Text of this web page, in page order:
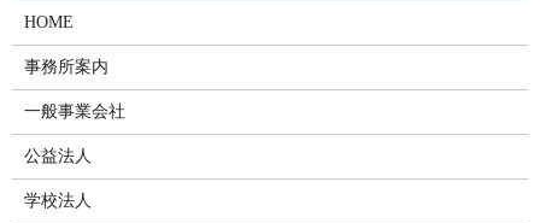
HOME
事務所案内
一般事業会社
公益法人
学校法人